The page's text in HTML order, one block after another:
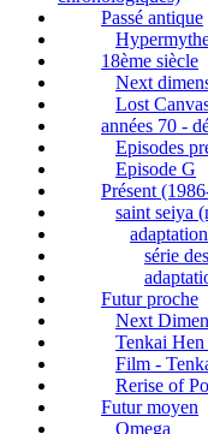
Passé antique
18ème siècle
Next
Lost
années 70 -
Episodes
Episode G
Présent
saint seiya
série
Futur proche
Next
Tenkai
Film -
Rerise of
Futur moyen
Omega